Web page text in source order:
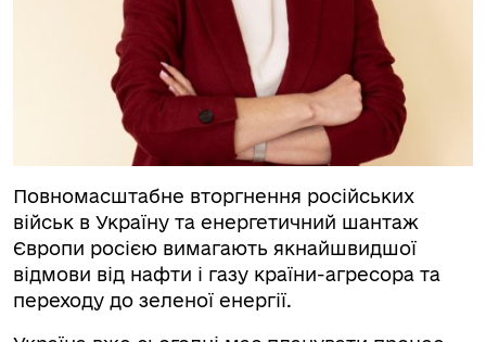
Повномасштабне вторгнення російських
військ в Україну та енергетичний шантаж
Європи росією вимагають якнайшвидшої
відмови від нафти і газу країни-агресора та
переходу до зеленої енергії.